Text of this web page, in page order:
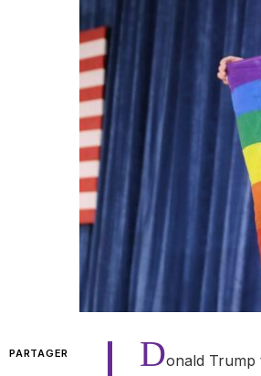
PARTAGER Donald Trump